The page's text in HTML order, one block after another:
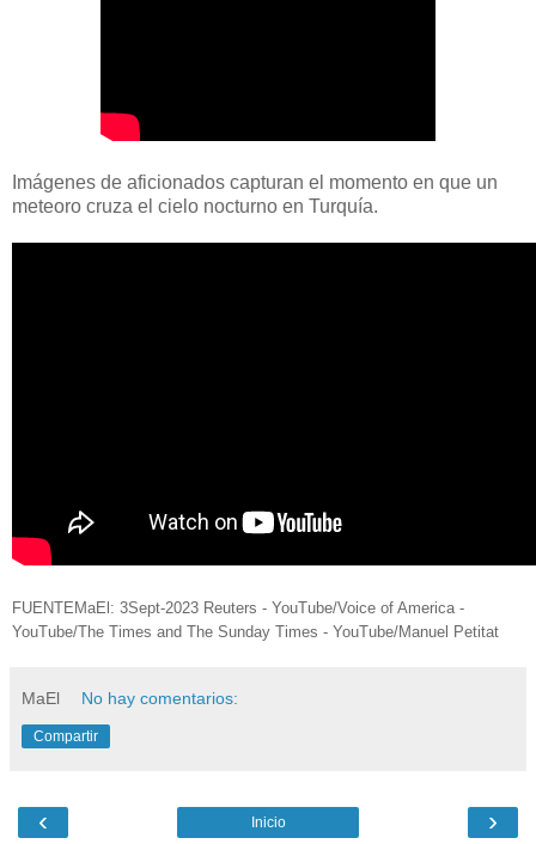
Imágenes de aficionados capturan el momento en que un
meteoro cruza el cielo nocturno en Turquía.
FUENTEMaEl: 3Sept-2023 Reuters - YouTube/Voice of America -
YouTube/The Times and The Sunday Times - YouTube/Manuel Petitat
MaEl No hay comentarios:
Compartir
‹ ›
Inicio